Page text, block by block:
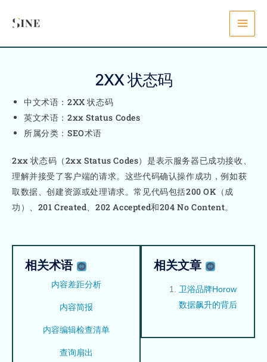
2XX 状态码
中文术语：2XX 状态码
英文术语：2xx Status Codes
所属分类：SEO术语
2xx 状态码（2xx Status Codes）是表示服务器已成功接收、
理解并接受了客户端的请求。这些代码确认操作成功，例如获
取数据、创建资源或处理请求。常见代码包括200 OK（成
功）、201 Created、202 Accepted和204 No Content。
相关术语
内容差距分析
内容简报
内容编辑检查清单
查询扇出
相关文章
卫浴品牌Horow
数据飙升的背后